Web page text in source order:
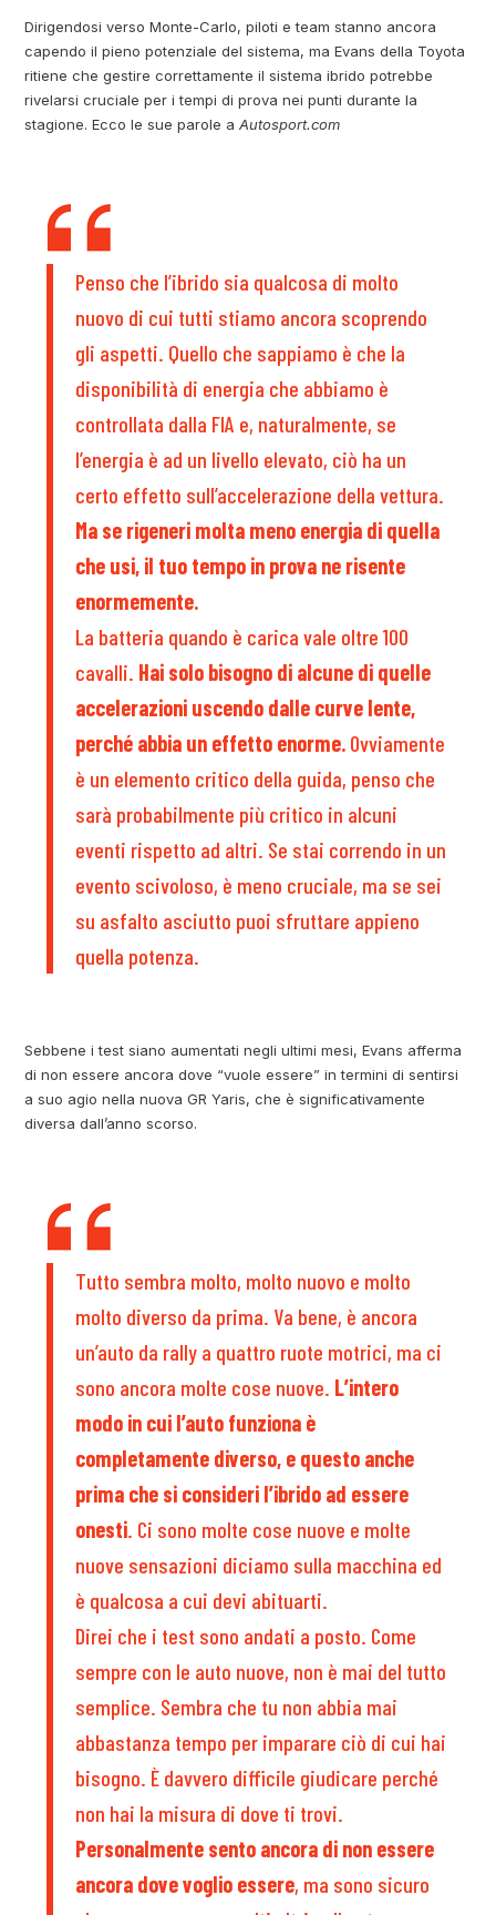
Dirigendosi verso Monte-Carlo, piloti e team stanno ancora
capendo il pieno potenziale del sistema, ma Evans della Toyota
ritiene che gestire correttamente il sistema ibrido potrebbe
rivelarsi cruciale per i tempi di prova nei punti durante la
stagione. Ecco le sue parole aAutosport.com
Penso che l’ibrido sia qualcosa di molto
nuovo di cui tutti stiamo ancora scoprendo
gli aspetti. Quello che sappiamo è che la
disponibilità di energia che abbiamo è
controllata dalla FIA e, naturalmente, se
l’energia è ad un livello elevato, ciò ha un
certo effetto sull’accelerazione della vettura.
Ma se rigeneri molta meno energia di quella
che usi, il tuo tempo in prova ne risente
enormemente.
La batteria quando è carica vale oltre 100
cavalli. Hai solo bisogno di alcune di quelle
accelerazioni uscendo dalle curve lente,
perché abbia un effetto enorme. Ovviamente
è un elemento critico della guida, penso che
sarà probabilmente più critico in alcuni
eventi rispetto ad altri. Se stai correndo in un
evento scivoloso, è meno cruciale, ma se sei
su asfalto asciutto puoi sfruttare appieno
quella potenza.
Sebbene i test siano aumentati negli ultimi mesi, Evans afferma
di non essere ancora dove “vuole essere” in termini di sentirsi
a suo agio nella nuova GR Yaris, che è significativamente
diversa dall’anno scorso.
Tutto sembra molto, molto nuovo e molto
molto diverso da prima. Va bene, è ancora
un’auto da rally a quattro ruote motrici, ma ci
sono ancora molte cose nuove. L’intero
modo in cui l’auto funziona è
completamente diverso, e questo anche
prima che si consideri l’ibrido ad essere
onesti. Ci sono molte cose nuove e molte
nuove sensazioni diciamo sulla macchina ed
è qualcosa a cui devi abituarti.
Direi che i test sono andati a posto. Come
sempre con le auto nuove, non è mai del tutto
semplice. Sembra che tu non abbia mai
abbastanza tempo per imparare ciò di cui hai
bisogno. È davvero difficile giudicare perché
non hai la misura di dove ti trovi.
Personalmente sento ancora di non essere
ancora dove voglio essere, ma sono sicuro